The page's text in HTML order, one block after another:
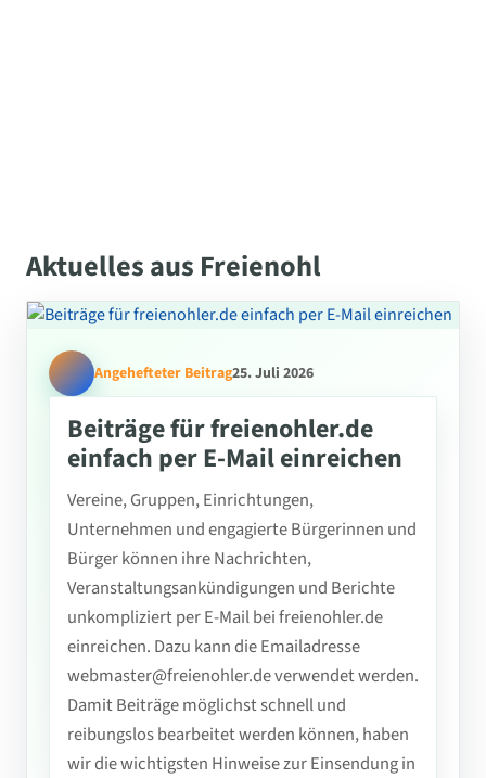
Aktuelles aus Freienohl
Angehefteter Beitrag25. Juli 2026
Beiträge für freienohler.de
einfach per E-Mail einreichen
Vereine, Gruppen, Einrichtungen,
Unternehmen und engagierte Bürgerinnen und
Bürger können ihre Nachrichten,
Veranstaltungsankündigungen und Berichte
unkompliziert per E-Mail bei freienohler.de
einreichen. Dazu kann die Emailadresse
webmaster@freienohler.de verwendet werden.
Damit Beiträge möglichst schnell und
reibungslos bearbeitet werden können, haben
wir die wichtigsten Hinweise zur Einsendung in